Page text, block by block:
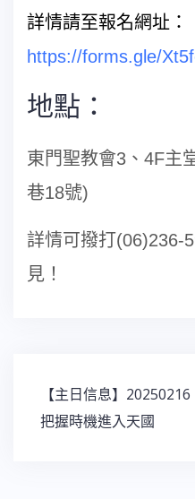
詳情請至報名網址：
https://forms.gle/
地點：
東門聖教會3、4F主
巷18號)
詳情可撥打(06)236-
見！
【主日信息】20250216
把握時機進入天國